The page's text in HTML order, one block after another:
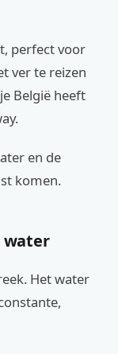
perfect voor
ver te reizen
België heeft
en de
komen.
water
Het water